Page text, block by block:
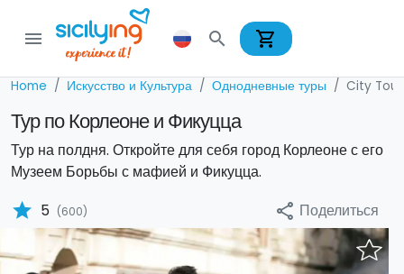
menu search shopping_cart
Home Искусство и Культура Однодневные туры City Tour
Тур по Корлеоне и Фикуцца
Тур на полдня. Откройте для себя город Корлеоне с его
Музеем Борьбы с мафией и Фикуцца.
star 5 (600) share Поделиться